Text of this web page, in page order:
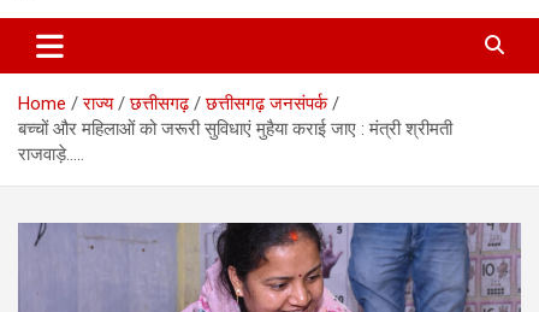
Home राज्य छत्तीसगढ़
छत्तीसगढ़ जनसंपर्क
बच्चों और महिलाओं को जरूरी सुविधाएं मुहैया कराई जाए : मंत्री श्रीमती
राजवाड़े…..